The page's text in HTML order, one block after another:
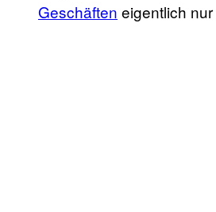
Geschäften eigentlich